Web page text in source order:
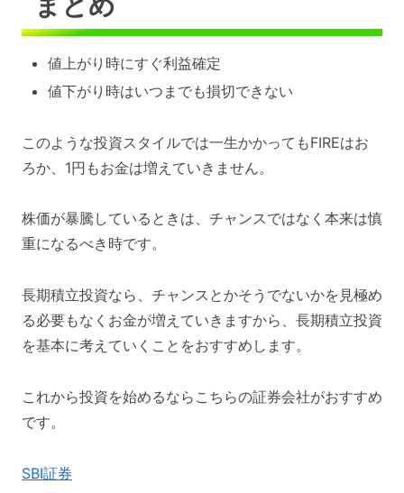
値上がり時にすぐ利益確定
値下がり時はいつまでも損切できない
このような投資スタイルでは一生かかってもFIREはお
ろか、1円もお金は増えていきません。
株価が暴騰しているときは、チャンスではなく本来は慎
重になるべき時です。
長期積立投資なら、チャンスとかそうでないかを見極め
る必要もなくお金が増えていきますから、長期積立投資
を基本に考えていくことをおすすめします。
これから投資を始めるならこちらの証券会社がおすすめ
です。
SBI証券